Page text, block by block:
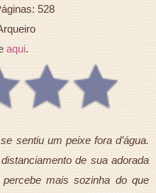
528
aqui.
sentiu um peixe fora d’água.
de sua adorada
mais sozinha do que